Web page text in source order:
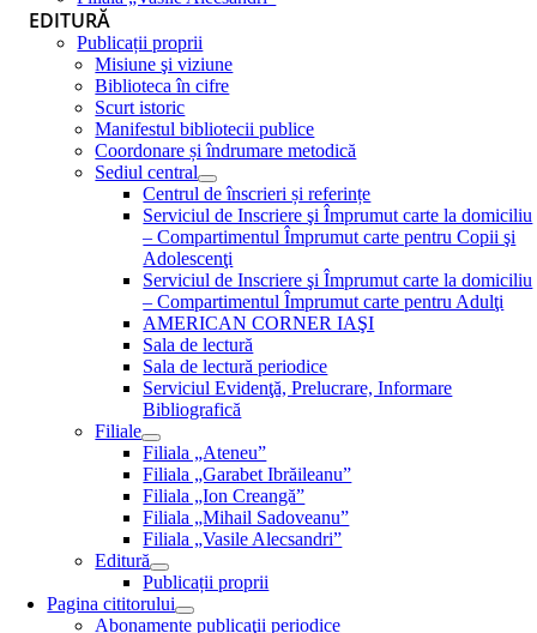
EDITURĂ
Publicații proprii
Misiune şi viziune
Biblioteca în cifre
Scurt istoric
Manifestul bibliotecii publice
Coordonare și îndrumare metodică
Sediul central
Centrul de înscrieri și referințe
Serviciul de Inscriere şi Împrumut carte la domiciliu
– Compartimentul Împrumut carte pentru Copii şi
Adolescenţi
Serviciul de Inscriere şi Împrumut carte la domiciliu
– Compartimentul Împrumut carte pentru Adulţi
AMERICAN CORNER IAŞI
Sala de lectură
Sala de lectură periodice
Serviciul Evidenţă, Prelucrare, Informare
Bibliografică
Filiale
Filiala „Ateneu”
Filiala „Garabet Ibrăileanu”
Filiala „Ion Creangă”
Filiala „Mihail Sadoveanu”
Filiala „Vasile Alecsandri”
Editură
Publicații proprii
Pagina cititorului
Abonamente publicaţii periodice